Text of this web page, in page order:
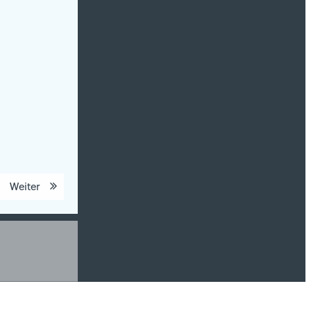
Weiter